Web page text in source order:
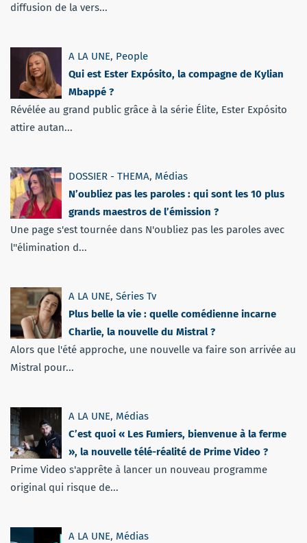
diffusion de la vers...
A LA UNE, People
Qui est Ester Expósito, la compagne de Kylian
Mbappé ?
Révélée au grand public grâce à la série Élite, Ester Expósito
attire autan...
DOSSIER - THEMA, Médias
N’oubliez pas les paroles : qui sont les 10 plus
grands maestros de l’émission ?
Une page s'est tournée dans N'oubliez pas les paroles avec
l''élimination d...
A LA UNE, Séries Tv
Plus belle la vie : quelle comédienne incarne
Charlie, la nouvelle du Mistral ?
Alors que l'été approche, une nouvelle va faire son arrivée au
Mistral pour...
A LA UNE, Médias
C’est quoi « Les Fumiers, bienvenue à la ferme
», la nouvelle télé-réalité de Prime Video ?
Prime Video s'apprête à lancer un nouveau programme
original qui risque de...
A LA UNE, Médias